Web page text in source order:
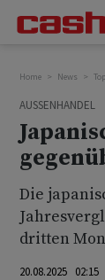
Home News
AUSSENHANDEL
Die
dritten
20.08.2025 02:15